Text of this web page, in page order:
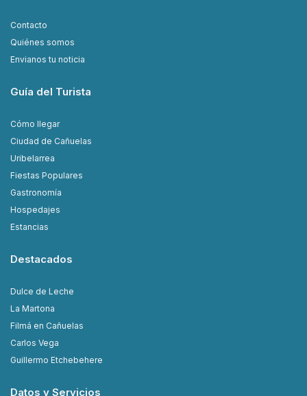
Contacto
Quiénes somos
Envianos tu noticia
Guía del Turista
Cómo llegar
Ciudad de Cañuelas
Uribelarrea
Fiestas Populares
Gastronomía
Hospedajes
Estancias
Destacados
Dulce de Leche
La Martona
Filmá en Cañuelas
Carlos Vega
Guillermo Etchebehere
Datos y Servicios